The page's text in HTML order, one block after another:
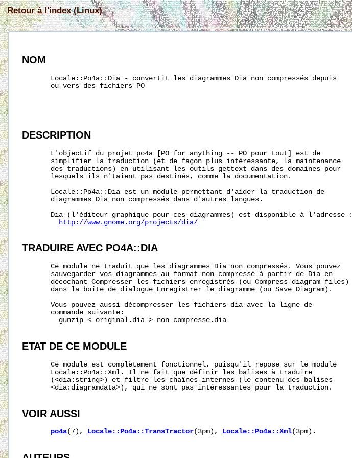
Retour à l'index (Linux)
NOM
       Locale::Po4a::Dia - convertit les diagrammes Dia non compressés depuis
       ou vers des fichiers PO
DESCRIPTION
       L'objectif du projet po4a [PO for anything -- PO pour tout] est de
       simplifier la traduction (et de façon plus intéressante, la maintenance
       des traductions) en utilisant les outils gettext dans des domaines pour
       lesquels ils n'taient pas destinés, comme la documentation.
       Locale::Po4a::Dia est un module permettant d'aider la traduction de
       diagrammes Dia non compressés dans d'autres langues.
       Dia (l'éditeur graphique pour ces diagrammes) est disponible à l'adresse :
http://www.gnome.org/projects/dia/
TRADUIRE AVEC PO4A::DIA
       Ce module ne traduit que les diagrammes Dia non compressés. Vous pouvez
       sauvegarder vos diagrammes au format non compressé à partir de Dia en
       décochant Compresser les fichiers enregistrés (ou Compress diagram files)
       dans la boîte de dialogue Enregistrer le diagramme (ou Save Diagram).
       Vous pouvez aussi décompresser les fichiers dia avec la ligne de
       commande suivante:
         gunzip < original.dia > non_compresse.dia
ETAT DE CE MODULE
       Ce module est complètement fonctionnel, puisqu'il repose sur le module
       Locale::Po4a::Xml. Il ne fait que définir les balises à traduire
       (<dia:string>) et filtre les chaînes internes (le contenu des balises
       <dia:diagramdata>), qui ne sont pas intéressantes pour la traduction.
VOIR AUSSI
po4a(7), Locale::Po4a::TransTractor(3pm), Locale::Po4a::Xml(3pm).